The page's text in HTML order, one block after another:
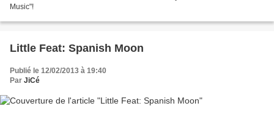
Music"!
Little Feat: Spanish Moon
Publié le 12/02/2013 à 19:40
Par JiCé